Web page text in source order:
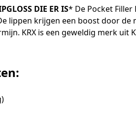
DIE ER IS* De Pocket
lippen krijgen een boost door
KRX is een geweldig merk